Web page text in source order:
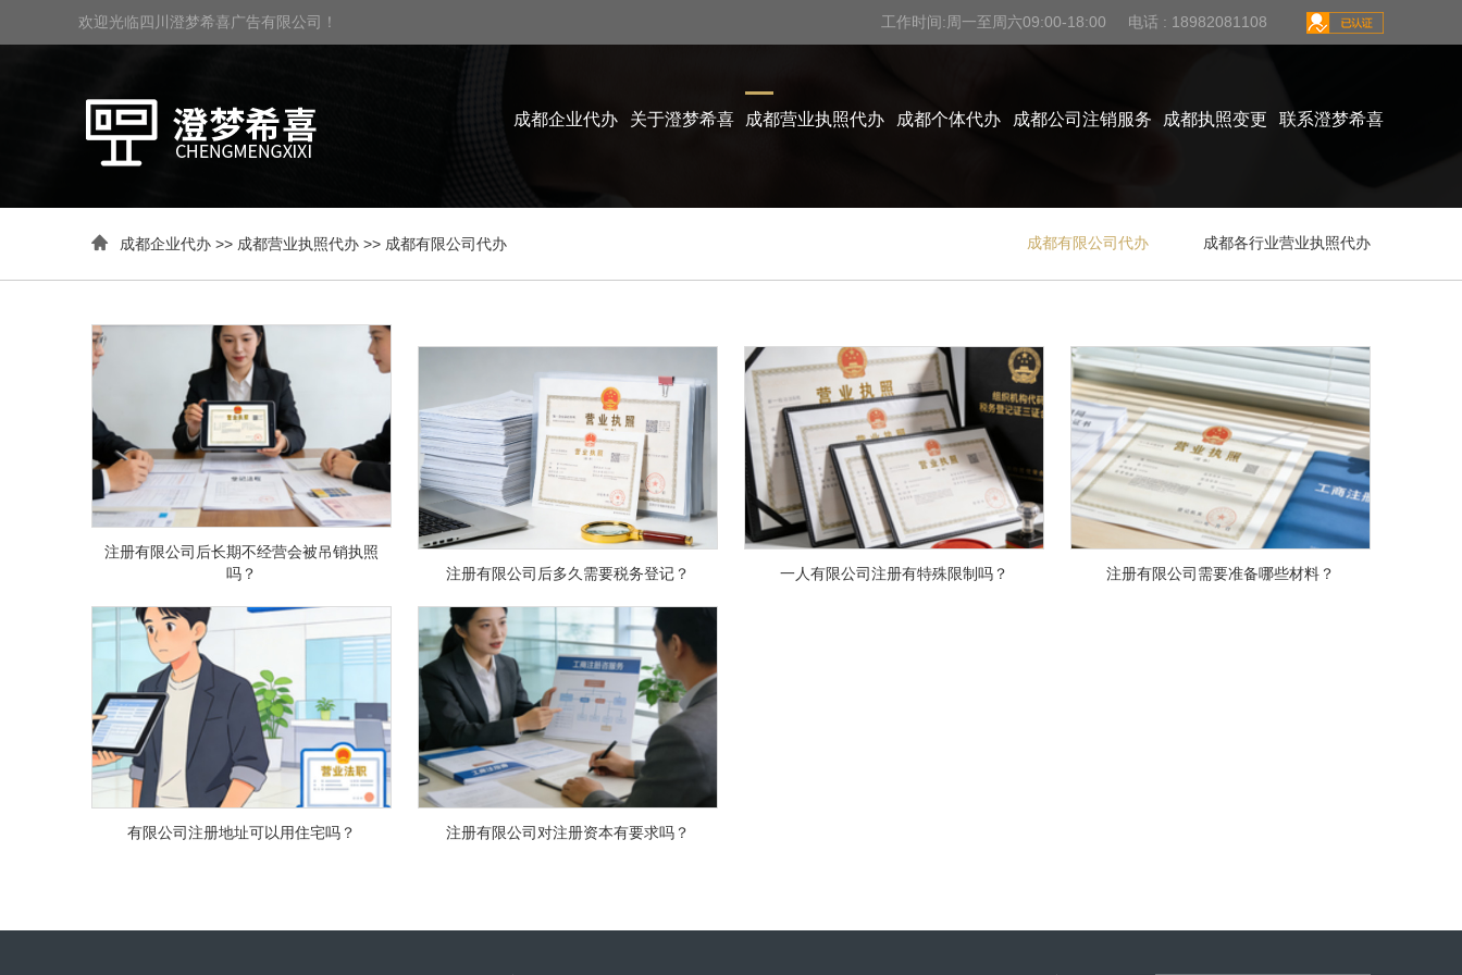
欢迎光临四川澄梦希喜广告有限公司！ 工作时间:周一至周六09:00-18:00 电话 : 18982081108
成都企业代办 关于澄梦希喜 成都营业执照代办 成都个体代办 成都公司注销服务 成都执照变更 联系澄梦希喜
 成都企业代办 >> 成都营业执照代办 >> 成都有限公司代办 成都有限公司代办 成都各行业营业执照代办
注册有限公司后长期不经营会被吊销执照
吗？
注册有限公司后多久需要税务登记？ 一人有限公司注册有特殊限制吗？ 注册有限公司需要准备哪些材料？
有限公司注册地址可以用住宅吗？ 注册有限公司对注册资本有要求吗？